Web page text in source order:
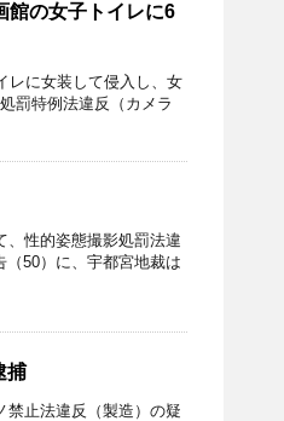
館の女子トイレに6
レに女装して侵入し、女
罰特例法違反（カメラ
性的姿態撮影処罰法違
50）に、宇都宮地裁は
捕
止法違反（製造）の疑